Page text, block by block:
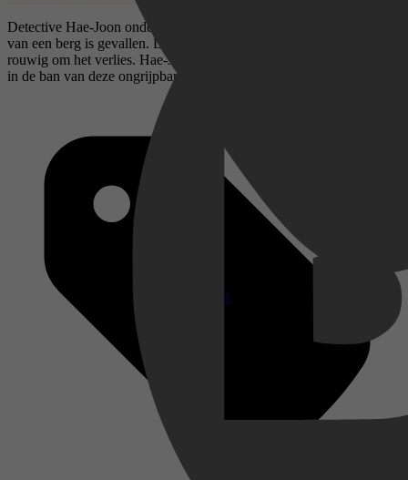
Disney+
Detective Hae-Joon onderzoekt de verdachte dood van een man die
van een berg is gevallen. De weduwe van de man, lijkt niet erg
rouwig om het verlies. Hae-Joon heeft zijn bedenkingen, maar raakt
in de ban van deze ongrijpbare vrouw.